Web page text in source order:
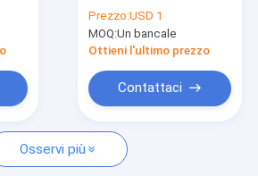
di MIG
NPS 1/2» - 24" di
Q235 Q355B
Prezzo:USD 1
MOQ:Un bancale
Ottieni l'ultimo prezzo
Contattaci
Osservi più